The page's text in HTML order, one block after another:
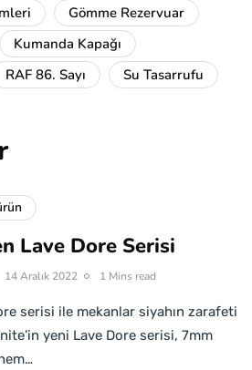
Gömme Rezervuar
Kumanda Kapağı
RAF 86. Sayı Su Tasarrufu
Lave Dore Serisi
14 Aralık 2022 1 Mins read
serisi ile mekanlar siyahın zarafeti
yeni Lave Dore serisi, 7mm